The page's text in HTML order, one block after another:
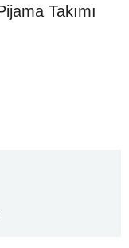
Takımı